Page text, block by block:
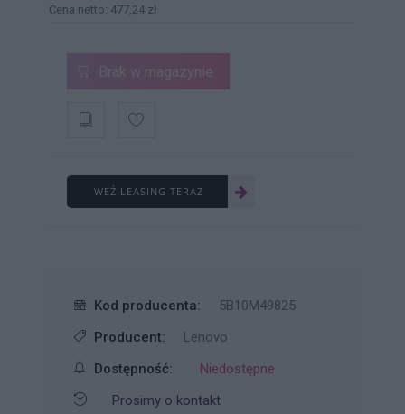
Cena netto: 477,24 zł
Brak w magazynie
WEŹ LEASING TERAZ
Kod producenta:
5B10M49825
Producent:
Lenovo
Dostępność:
Niedostępne
Prosimy o kontakt